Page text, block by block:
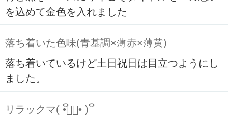
を込めて金色を入れました
落ち着いた色味(青基調×薄赤×薄黄)
落ち着いているけど土日祝日は目立つようにし
ました。
リラックマ( ິ•ᆺ⃘• )ິ